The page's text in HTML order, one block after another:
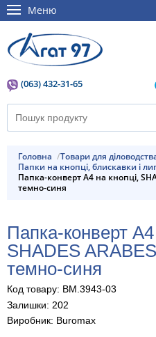
Меню
(063) 432-31-65
Головна
Товари для
Папки на кнопці, блискавки і
Папка-конверт А4 на кнопці, SHADES ARABESKI, напівпрозора,
темно-синя
Папка-конверт А4 на кнопці,
SHADES
темно-синя
Код товару: BM.3943-03
Залишки: 202
Виробник: Buromax